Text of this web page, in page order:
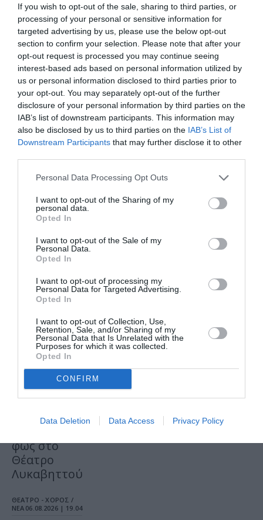
If you wish to opt-out of the sale, sharing to third parties, or
processing of your personal or sensitive information for
targeted advertising by us, please use the below opt-out
section to confirm your selection. Please note that after your
opt-out request is processed you may continue seeing
interest-based ads based on personal information utilized by
us or personal information disclosed to third parties prior to
your opt-out. You may separately opt-out of the further
disclosure of your personal information by third parties on the
IAB’s list of downstream participants. This information may
also be disclosed by us to third parties on the IAB’s List of
Downstream Participants that may further disclose it to other
Personal Data Processing Opt Outs
I want to opt-out of the Sharing of my
personal data.
Opted In
I want to opt-out of the Sale of my
Personal Data.
Opted In
I want to opt-out of processing my
Personal Data for Targeted Advertising.
Opted In
I want to opt-out of Collection, Use,
Retention, Sale, and/or Sharing of my
Personal Data that Is Unrelated with the
Purposes for which it was collected.
Opted In
CONFIRM
Data Deletion Data Access Privacy Policy
Rodeo
ΤΕΧΝΕΣ / ΝΕΑ
Art Athina
Summer Pop Up
2019
ΤΕΧΝΕΣ / ΝΕΑ
Ψυχοσάββατο ΙΙ:
Ομαδική έκθεση
στην γκαλερί
Rodeo
ΘΕΑΤΡΟ - ΧΟΡΟΣ / ΝΕΑ
Power game:
Performance της
Liliane Lijn στην
γκαλερί Rodeo
Τελευταία
ΜΟΥΣΙΚΗ / ΜΟΥΣΙΚΑ
06.08.2026 | 20.02
Σταύρος
Ξαρχάκος:
φως στο
Θέατρο
Λυκαβηττού
ΘΕΑΤΡΟ - ΧΟΡΟΣ /
ΝΕΑ 06.08.2026 | 19.04